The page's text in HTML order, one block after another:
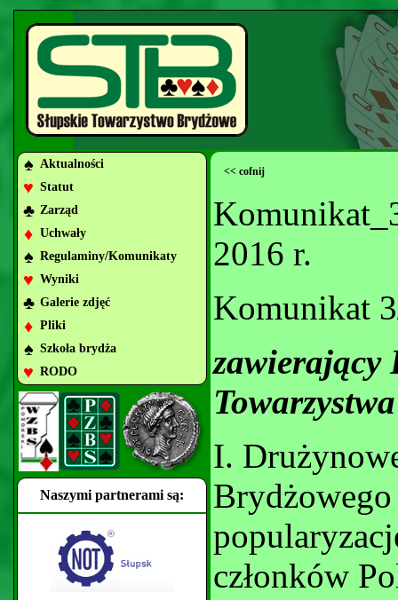
♠ Aktualności
♥ Statut
♣ Zarząd
♦ Uchwały
♠ Regulaminy/Komunikaty
♥ Wyniki
♣ Galerie zdjęć
♦ Pliki
♠ Szkoła brydża
♥ RODO
Naszymi partnerami są:
<< cofnij
2016 r.
Komunikat
zawierający
I.
Brydżowego
członków